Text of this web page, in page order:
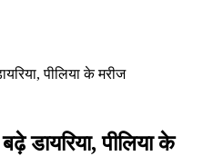
पीलिया के मरीज
डायरिया, पीलिया के